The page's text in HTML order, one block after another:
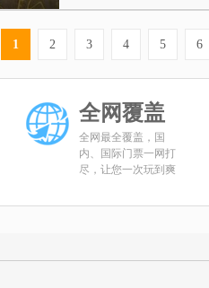
1 2 3 4 5 6
全网覆盖
全网最全覆盖，国
内、国际门票一网打
尽，让您一次玩到爽